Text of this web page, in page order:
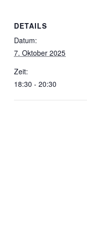
DETAILS
Datum:
7. Oktober 2025
Zeit:
18:30 - 20:30